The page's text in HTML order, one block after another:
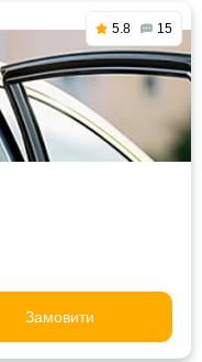
5.8 15
Замовити